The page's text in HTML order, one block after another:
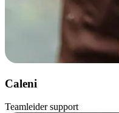
Caleni
Teamleider support